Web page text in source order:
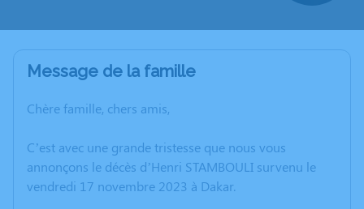
Message de la famille
Chère famille, chers amis,
C’est avec une grande tristesse que nous vous
annonçons le décès d’Henri STAMBOULI survenu le
vendredi 17 novembre 2023 à Dakar.